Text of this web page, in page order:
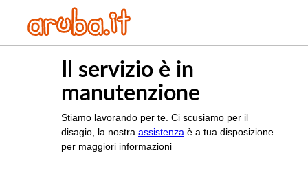
Il servizio è in
manutenzione
Stiamo lavorando per te. Ci scusiamo per il
disagio, la nostra assistenza è a tua disposizione
per maggiori informazioni